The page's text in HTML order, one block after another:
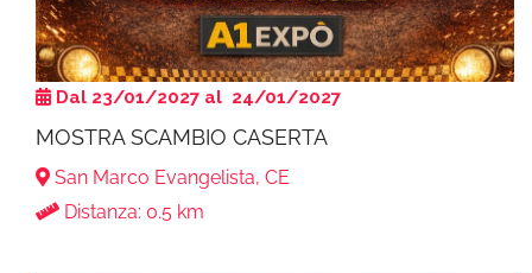
Dal 23/01/2027 al 24/01/2027
MOSTRA SCAMBIO CASERTA
San Marco Evangelista, CE
Distanza: 0.5 km